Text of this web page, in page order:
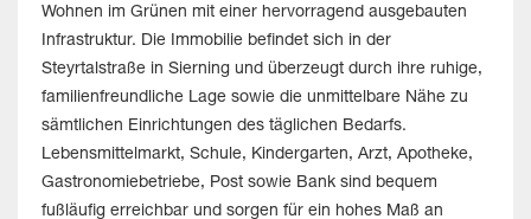
Wohnen im Grünen mit einer hervorragend ausgebauten
Infrastruktur. Die Immobilie befindet sich in der
Steyrtalstraße in Sierning und überzeugt durch ihre ruhige,
familienfreundliche Lage sowie die unmittelbare Nähe zu
sämtlichen Einrichtungen des täglichen Bedarfs.
Lebensmittelmarkt, Schule, Kindergarten, Arzt, Apotheke,
Gastronomiebetriebe, Post sowie Bank sind bequem
fußläufig erreichbar und sorgen für ein hohes Maß an